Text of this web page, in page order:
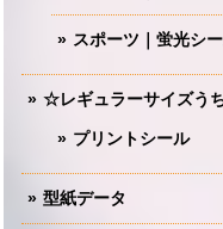
スポーツ｜蛍光シ
☆レギュラーサイズう
プリントシール
型紙データ